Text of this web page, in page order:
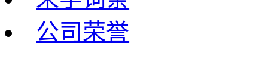
公司荣誉